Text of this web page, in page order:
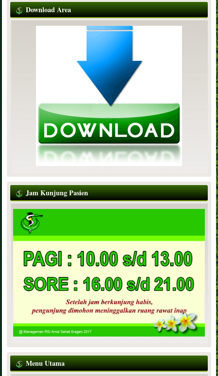
Download Area
Jam Kunjung Pasien
Menu Utama